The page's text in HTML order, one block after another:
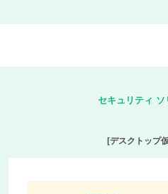
セキュリティ
[デスクトップ